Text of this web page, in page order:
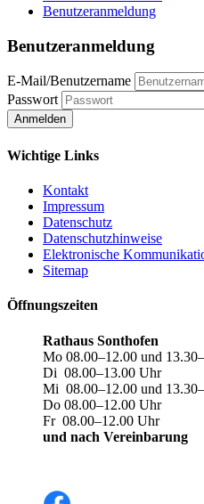
Benutzeranmeldung
Benutzeranmeldung
E-Mail/Benutzername
Passwort
Anmelden
Wichtige Links
Kontakt
Impressum
Datenschutz
Datenschutzhinweise
Elektronische
Sitemap
Öffnungszeiten
Rathaus Sonthofen
Mo 08.00–12.00 und
Di 08.00–13.00 Uhr
Mi 08.00–12.00 und
Do 08.00–12.00 Uhr
Fr 08.00–12.00 Uhr
und nach Vereinbarung